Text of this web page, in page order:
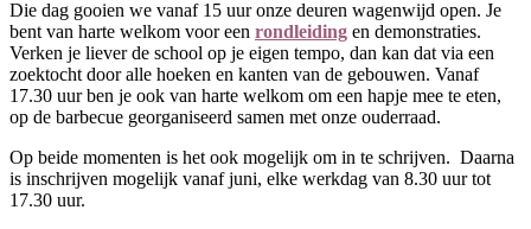
Die dag gooien we vanaf 15 uur onze deuren wagenwijd open. Je
bent van harte welkom voor een rondleiding en demonstraties.
Verken je liever de school op je eigen tempo, dan kan dat via een
zoektocht door alle hoeken en kanten van de gebouwen. Vanaf
17.30 uur ben je ook van harte welkom om een hapje mee te eten,
op de barbecue georganiseerd samen met onze ouderraad.
Op beide momenten is het ook mogelijk om in te schrijven. Daarna
is inschrijven mogelijk vanaf juni, elke werkdag van 8.30 uur tot
17.30 uur.